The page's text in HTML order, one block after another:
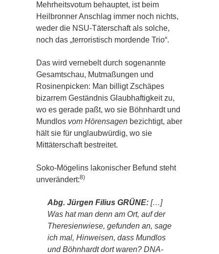
Mehrheitsvotum behauptet, ist beim
Heilbronner Anschlag immer noch nichts,
weder die NSU-Täterschaft als solche,
noch das „terroristisch mordende Trio“.
Das wird vernebelt durch sogenannte
Gesamtschau, Mutmaßungen und
Rosinenpicken: Man billigt Zschäpes
bizarrem Geständnis Glaubhaftigkeit zu,
wo es gerade paßt, wo sie Böhnhardt und
Mundlos vom Hörensagen bezichtigt, aber
hält sie für unglaubwürdig, wo sie
Mittäterschaft bestreitet.
Soko-Mögelins lakonischer Befund steht
unverändert:8)
Abg. Jürgen Filius GRÜNE: […]
Was hat man denn am Ort, auf der
Theresienwiese, gefunden an, sage
ich mal, Hinweisen, dass Mundlos
und Böhnhardt dort waren? DNA-